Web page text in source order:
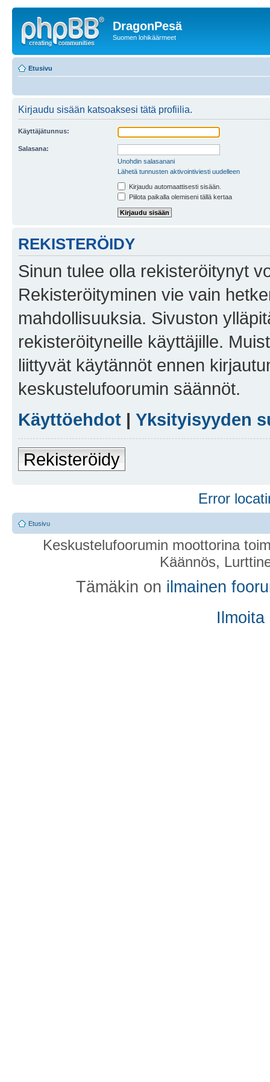
DragonPesä
Suomen lohikäärmeet
Etusivu
Kirjaudu sisään katsoaksesi tätä profiilia.
Käyttäjätunnus:
Salasana:
Unohdin salasanani
Lähetä tunnusten aktivointiviesti uudelleen
Kirjaudu automaattisesti sisään.
Piilota paikalla olemiseni tällä kertaa
REKISTERÖIDY
Sinun tulee olla rekisteröitynyt
Rekisteröityminen vie vain
mahdollisuuksia. Sivuston
rekisteröityneille käyttäjille.
liittyvät käytännöt ennen
keskustelufoorumin säännöt.
Käyttöehdot | Yksityisyyden
Rekisteröidy
Error
Etusivu
Keskustelufoorumin moottorina
Käännös,
Tämäkin on ilmainen